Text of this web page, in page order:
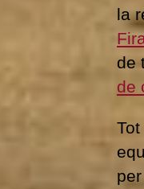
la
de
de